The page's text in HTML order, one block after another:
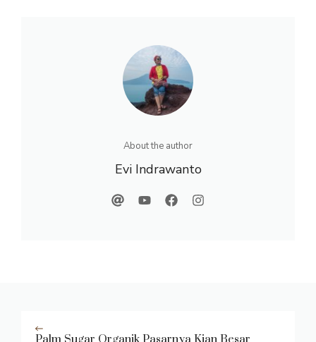
About the author
Evi Indrawanto